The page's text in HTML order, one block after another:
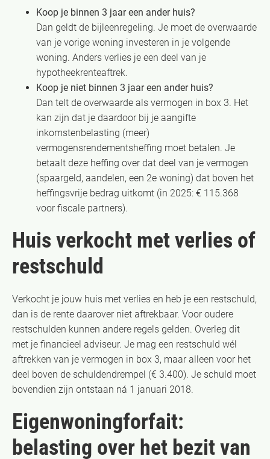
Koop je binnen 3 jaar een ander huis?
Dan geldt de bijleenregeling. Je moet de overwaarde
van je vorige woning investeren in je volgende
woning. Anders verlies je een deel van je
hypotheekrenteaftrek.
Koop je niet binnen 3 jaar een ander huis?
Dan telt de overwaarde als vermogen in box 3. Het
kan zijn dat je daardoor bij je aangifte
inkomstenbelasting (meer)
vermogensrendementsheffing moet betalen. Je
betaalt deze heffing over dat deel van je vermogen
(spaargeld, aandelen, een 2e woning) dat boven het
heffingsvrije bedrag uitkomt (in 2025: € 115.368
voor fiscale partners).
Huis verkocht met verlies of
restschuld
Verkocht je jouw huis met verlies en heb je een restschuld,
dan is de rente daarover niet aftrekbaar. Voor oudere
restschulden kunnen andere regels gelden. Overleg dit
met je financieel adviseur. Je mag een restschuld wél
aftrekken van je vermogen in box 3, maar alleen voor het
deel boven de schuldendrempel (€ 3.400). Je schuld moet
bovendien zijn ontstaan ná 1 januari 2018.
Eigenwoningforfait:
belasting over het bezit van